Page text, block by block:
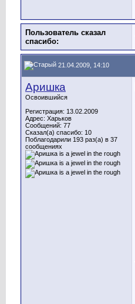
Пользователь сказал
cпасибо:
21.04.2009, 14:10
Аришка
Освоившийся
Регистрация: 13.02.2009
Адрес: Харьков
Сообщений: 77
Сказал(а) спасибо: 10
Поблагодарили 193 раз(а) в 37
сообщениях